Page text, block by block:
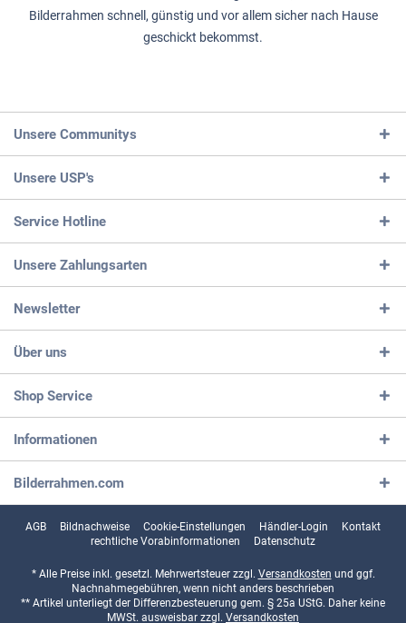
Bilderrahmen schnell, günstig und vor allem sicher nach Hause
geschickt bekommst.
Unsere Communitys
Unsere USP's
Service Hotline
Unsere Zahlungsarten
Newsletter
Über uns
Shop Service
Informationen
Bilderrahmen.com
AGB Bildnachweise Cookie-Einstellungen Händler-Login
Kontakt
rechtliche Vorabinformationen
Datenschutz
* Alle Preise inkl. gesetzl. Mehrwertsteuer zzgl. Versandkosten und ggf.
Nachnahmegebühren, wenn nicht anders beschrieben
** Artikel unterliegt der Differenzbesteuerung gem. § 25a UStG. Daher keine
MWSt. ausweisbar zzgl. Versandkosten